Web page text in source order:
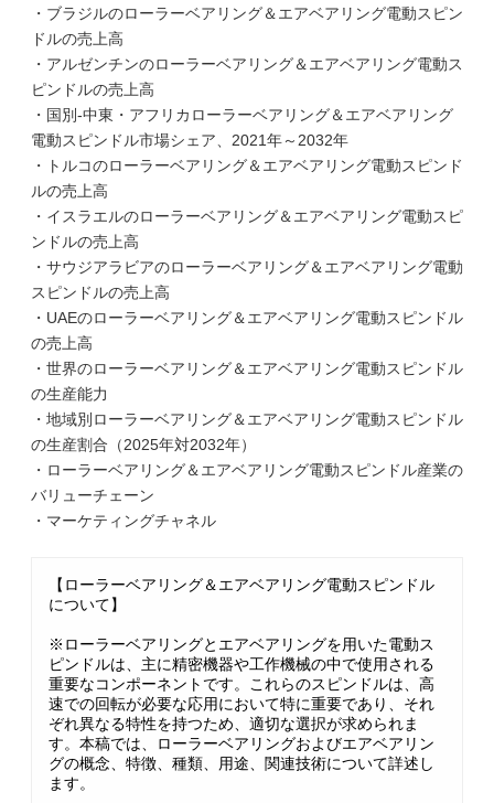
・ブラジルのローラーベアリング＆エアベアリング電動スピン
ドルの売上高
・アルゼンチンのローラーベアリング＆エアベアリング電動ス
ピンドルの売上高
・国別-中東・アフリカローラーベアリング＆エアベアリング
電動スピンドル市場シェア、2021年～2032年
・トルコのローラーベアリング＆エアベアリング電動スピンド
ルの売上高
・イスラエルのローラーベアリング＆エアベアリング電動スピ
ンドルの売上高
・サウジアラビアのローラーベアリング＆エアベアリング電動
スピンドルの売上高
・UAEのローラーベアリング＆エアベアリング電動スピンドル
の売上高
・世界のローラーベアリング＆エアベアリング電動スピンドル
の生産能力
・地域別ローラーベアリング＆エアベアリング電動スピンドル
の生産割合（2025年対2032年）
・ローラーベアリング＆エアベアリング電動スピンドル産業の
バリューチェーン
・マーケティングチャネル
【ローラーベアリング＆エアベアリング電動スピンドル
について】
※ローラーベアリングとエアベアリングを用いた電動ス
ピンドルは、主に精密機器や工作機械の中で使用される
重要なコンポーネントです。これらのスピンドルは、高
速での回転が必要な応用において特に重要であり、それ
ぞれ異なる特性を持つため、適切な選択が求められま
す。本稿では、ローラーベアリングおよびエアベアリン
グの概念、特徴、種類、用途、関連技術について詳述し
ます。